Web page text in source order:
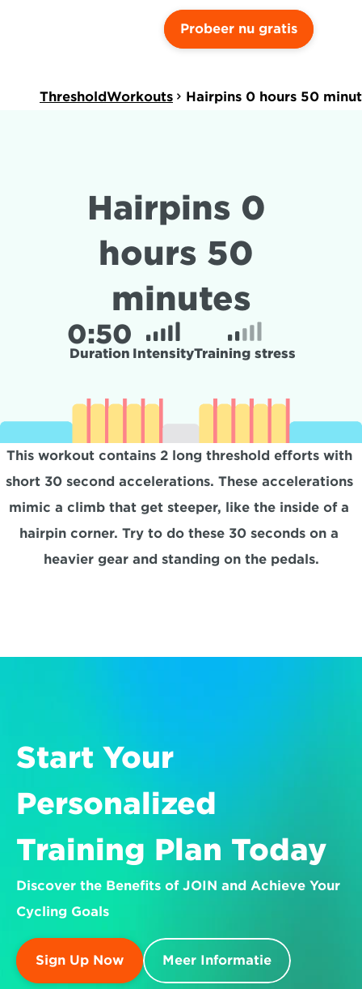
Probeer nu gratis
ThresholdWorkouts Hairpins 0 hours 50
Hairpins 0
hours 50
minutes
0:50
Duration IntensityTraining stress
This workout contains 2 long threshold efforts with
short 30 second accelerations. These accelerations
mimic a climb that get steeper, like the inside of a
hairpin corner. Try to do these 30 seconds on a
heavier gear and standing on the pedals.
Start Your
Personalized
Training Plan Today
Discover the Benefits of JOIN and Achieve Your
Cycling Goals
Sign Up Now Meer Informatie